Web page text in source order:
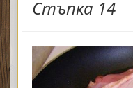
Стъпка 14